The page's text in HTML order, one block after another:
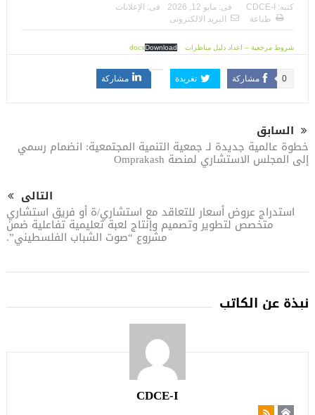
كتبه: CDCE-I فى: مايو 12, 2026 فى: الإعلانات
طباعة
البريد الالكترونى
شروط مرجعية – اعداد دليل مناظرات docx Download
مشاركة 0 تغريدة مشاركة
السابق
خطوة عالمية جديدة لـ جمعية التنمية المجتمعية: انضمام رسمي
إلى المجلس الاستشاري لمنصة Omprakash
التالى
استدراج عروض أسعار للتعاقد مع استشاري/ة أو فريق استشاري
متخصص لتطوير وتصميم وإنتاج لعبة تعليمية تفاعلية ضمن
مشروع “صوت الشباب الفلسطيني”.
نبذة عن الكاتب
CDCE-I